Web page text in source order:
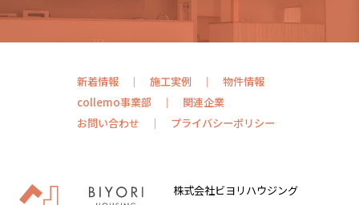
新着情報 施工実例
物件情報
collemo事業部
関連企業
お問い合わせ
プライバシーポリシー
株式会社ビヨリハウジング